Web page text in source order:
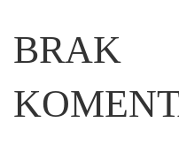
BRAK